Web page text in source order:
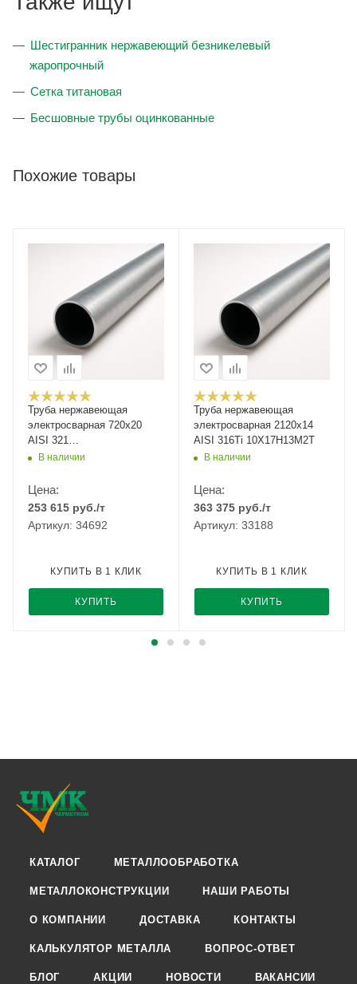
Шестигранник нержавеющий безникелевый
жаропрочный
Сетка титановая
Бесшовные трубы оцинкованные
Похожие товары
Труба нержавеющая
электросварная 720х20
AISI 321
12Х18Н10Т/08Х18Н10Т
В наличии
Цена:
253 615 руб./т
Артикул: 34692
КУПИТЬ
КУПИТЬ В 1 КЛИК
Труба нержавеющая
электросварная 2120х14
AISI 316Ti 10Х17Н13М2Т
В наличии
Цена:
363 375 руб./т
Артикул: 33188
КУПИТЬ
КУПИТЬ В 1 КЛИК
КАТАЛОГ МЕТАЛЛООБРАБОТКА
МЕТАЛЛОКОНСТРУКЦИИ НАШИ РАБОТЫ
О КОМПАНИИ ДОСТАВКА КОНТАКТЫ
КАЛЬКУЛЯТОР МЕТАЛЛА ВОПРОС-ОТВЕТ
БЛОГ АКЦИИ НОВОСТИ ВАКАНСИИ